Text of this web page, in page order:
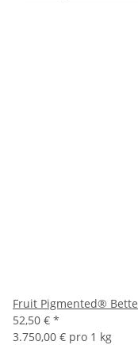
Fruit Pigmented®
52,50 € *
3.750,00 € pro 1 kg